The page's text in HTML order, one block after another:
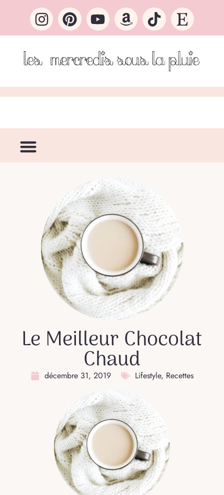
Le Meilleur Chocolat
Chaud
décembre 31, 2019 Lifestyle, Recettes